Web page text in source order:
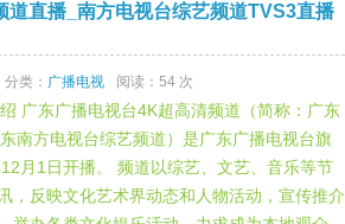
道直播_南方电视台综艺频道TVS3直播
分类： 广播电视 阅读：54 次
广东广播电视台4K超高清频道（简称：广东
南方电视台综艺频道）是广东广播电视台旗
月1日开播。 频道以综艺、文艺、音乐等节
，反映文化艺术界动态和人物活动，宣传推介